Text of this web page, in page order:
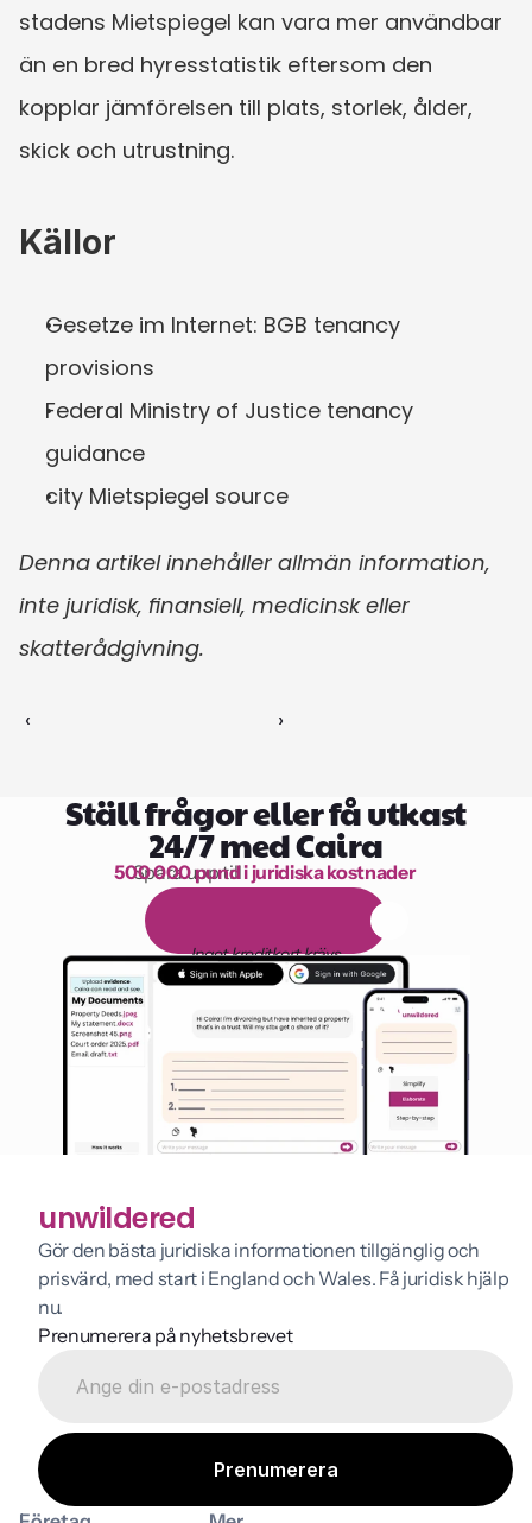
stadens Mietspiegel kan vara mer användbar
än en bred hyresstatistik eftersom den
kopplar jämförelsen till plats, storlek, ålder,
skick och utrustning.
Källor
Gesetze im Internet: BGB tenancy
provisions
Federal Ministry of Justice tenancy
guidance
city Mietspiegel source
Denna artikel innehåller allmän information,
inte juridisk, finansiell, medicinsk eller
skatterådgivning.
‹ ›
Ställ frågor eller få utkast
24/7 med Caira
1 000 timmars läsning
Spara upp till
500 000 pund i juridiska kostnader
a
Inget kreditkort krävs
unwildered
Gör den bästa juridiska informationen tillgänglig och
prisvärd, med start i England och Wales. Få juridisk hjälp
nu.
Prenumerera på nyhetsbrevet